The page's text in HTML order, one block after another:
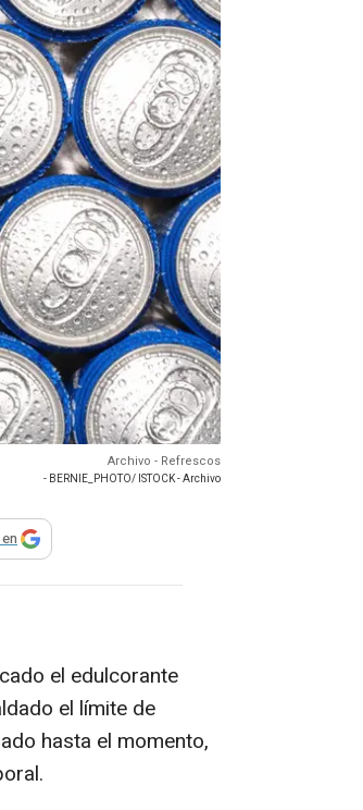
Archivo - Refrescos
- BERNIE_PHOTO/ ISTOCK - Archivo
compartir
el edulcorante
el límite de
hasta el momento,